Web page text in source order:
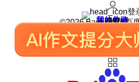
登
我的关注
我的收藏
皮肤中心
用户反馈
设置
©2026 Baidu 使用百